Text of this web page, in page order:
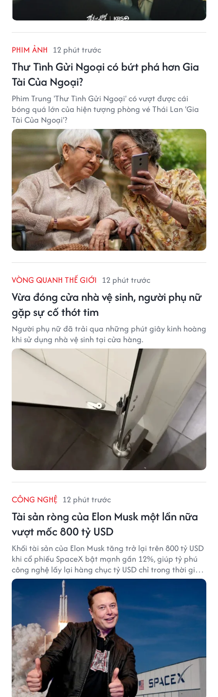
PHIM ẢNH 12 phút trước
Thư Tình Gửi Ngoại có bứt phá hơn Gia
Tài Của Ngoại?
Phim Trung 'Thư Tình Gửi Ngoại' có vượt được cái
bóng quá lớn của hiện tượng phòng vé Thái Lan 'Gia
Tài Của Ngoại'?
VÒNG QUANH THẾ GIỚI 12 phút trước
Vừa đóng cửa nhà vệ sinh, người phụ nữ
gặp sự cố thót tim
Người phụ nữ đã trải qua những phút giây kinh hoàng
khi sử dụng nhà vệ sinh tại cửa hàng.
CÔNG NGHỆ 12 phút trước
Tài sản ròng của Elon Musk một lần nữa
vượt mốc 800 tỷ USD
Khối tài sản của Elon Musk tăng trở lại trên 800 tỷ USD
khi cổ phiếu SpaceX bật mạnh gần 12%, giúp tỷ phú
công nghệ lấy lại hàng chục tỷ USD chỉ trong thời gian
ngắn.